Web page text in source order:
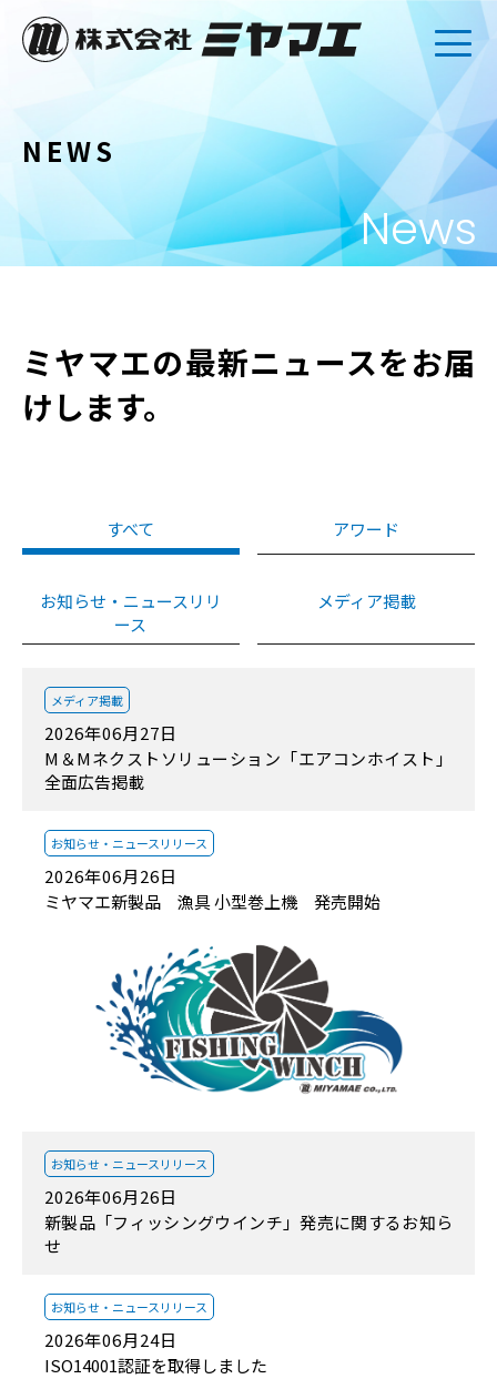
NEWS
News
ミヤマエの最新ニュースをお届
けします。
すべて アワード
お知らせ・ニュースリリ
ース
メディア掲載
2026年06月27日
メディア掲載
M＆Mネクストソリューション「エアコンホイスト」
全面広告掲載
2026年06月26日
お知らせ・ ニュースリリース
ミヤマエ新製品 漁具 小型巻上機 発売開始
2026年06月26日
お知らせ・ ニュースリリース
新製品「フィッシングウインチ」発売に関するお知ら
せ
2026年06月24日
お知らせ・ ニュースリリース
ISO14001認証を取得しました